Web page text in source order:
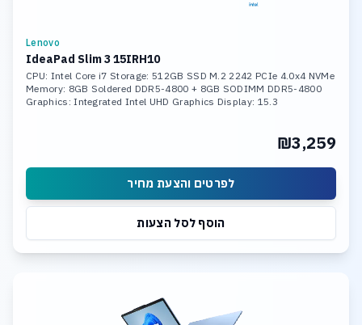
Lenovo
IdeaPad Slim 3 15IRH10
CPU: Intel Core i7 Storage: 512GB SSD M.2 2242 PCIe 4.0x4 NVMe
Memory: 8GB Soldered DDR5-4800 + 8GB SODIMM DDR5-4800
Graphics: Integrated Intel UHD Graphics Display: 15.3
₪3,259
לפרטים והצעת מחיר
הוסף לסל הצעות